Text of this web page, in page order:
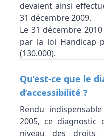
devaient ainsi
31 décembre 2009.
Le 31 décembre
par la loi Handicap
(130.000).
Qu’est-ce que le
d’accessibilité ?
Rendu
2005, ce
niveau des droits